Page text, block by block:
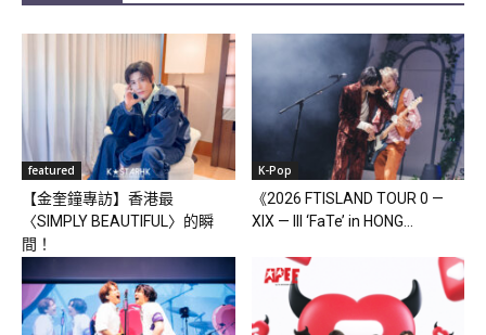
featured
【金奎鐘專訪】香港最
〈SIMPLY BEAUTIFUL〉的瞬
間！
K-Pop
《2026 FTISLAND TOUR 0 —
XIX — III ‘FaTe’ in HONG...